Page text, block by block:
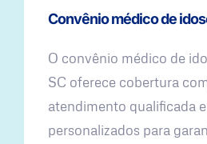
Convênio médico de
O convênio médico de
SC oferece cobertura
atendimento qualificada
personalizados para